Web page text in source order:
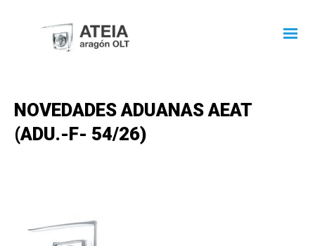
NOVEDADES ADUANAS AEAT
(ADU.-F- 54/26)